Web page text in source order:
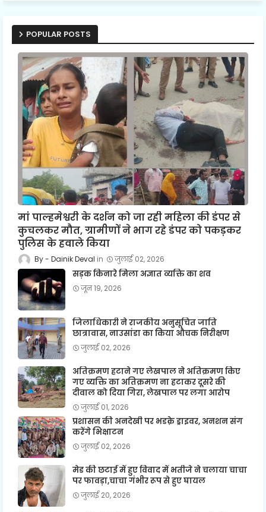
POPULAR POSTS
मां पाल्हमेश्वरी के दर्शन को जा रही महिला की डंपर से
कुचलकर मौत, ग्रामीणों ने भाग रहे डंपर को पकड़कर
पुलिस के हवाले किया
Dainik Deval जुलाई 02, 2026
सड़क किनारे मिला अज्ञात व्यक्ति का शव
जून 19, 2026
जिलाधिकारी ने राजकीय अनुसूचित जाति
छात्रावास, नाउसांडा का किया औचक निरीक्षण
जुलाई 02, 2026
अतिक्रमण हटाने गए लेखपाल ने अतिक्रमण किए
गए व्यक्ति का अतिक्रमण ना हटाकर दूसरे की
दीवाल को दिया गिरा, लेखपाल पर लगा आरोप
जुलाई 01, 2026
प्रशासन की अनदेखी पर भडक़े ड्राइवर, अनशन संग
करेंगे भिक्षाटन
जुलाई 02, 2026
मेड की छटाई में हुए विवाद में भतीजे ने चलाया चाचा
पर फावड़ा,चाचा गंभीर रूप से हुए घायल
जुलाई 20, 2026